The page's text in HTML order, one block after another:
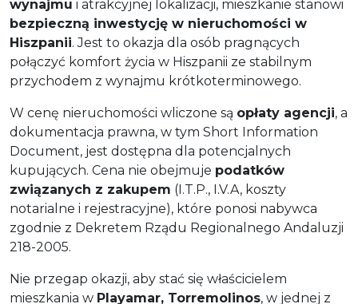
wynajmu i atrakcyjnej lokalizacji, mieszkanie stanowi
bezpieczną inwestycję w nieruchomości w
Hiszpanii. Jest to okazja dla osób pragnących
połączyć komfort życia w Hiszpanii ze stabilnym
przychodem z wynajmu krótkoterminowego.
W cenę nieruchomości wliczone są opłaty agencji, a
dokumentacja prawna, w tym Short Information
Document, jest dostępna dla potencjalnych
kupujących. Cena nie obejmuje podatków
związanych z zakupem (I.T.P., I.V.A, koszty
notarialne i rejestracyjne), które ponosi nabywca
zgodnie z Dekretem Rządu Regionalnego Andaluzji
218-2005.
Nie przegap okazji, aby stać się właścicielem
mieszkania w Playamar, Torremolinos, w jednej z